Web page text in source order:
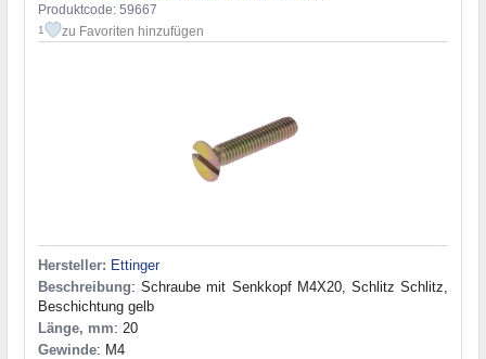
Produktcode: 59667
1 zu Favoriten hinzufügen
Hersteller: Ettinger
Beschreibung: Schraube mit Senkkopf M4X20, Schlitz Schlitz,
Beschichtung gelb
Länge, mm: 20
Gewinde: M4